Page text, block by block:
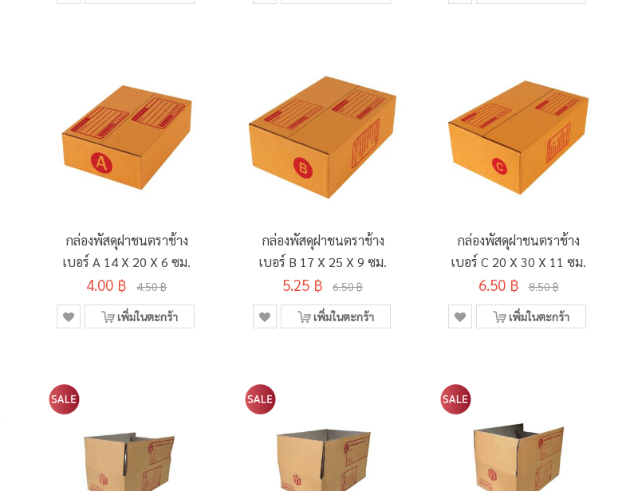
กล่องพัสดุฝาชนตราช้าง
เบอร์ A 14 X 20 X 6 ซม.
4.00 ฿ 4.50 ฿
เพิ่มในตะกร้า
กล่องพัสดุฝาชนตราช้าง
เบอร์ B 17 X 25 X 9 ซม.
5.25 ฿ 6.50 ฿
เพิ่มในตะกร้า
กล่องพัสดุฝาชนตราช้าง
เบอร์ C 20 X 30 X 11 ซม.
6.50 ฿ 8.50 ฿
เพิ่มในตะกร้า